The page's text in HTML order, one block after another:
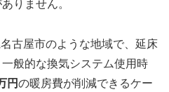
りません。
古屋市のような地域で、延床
般的な換気システム使用時
円の暖房費が削減できるケー